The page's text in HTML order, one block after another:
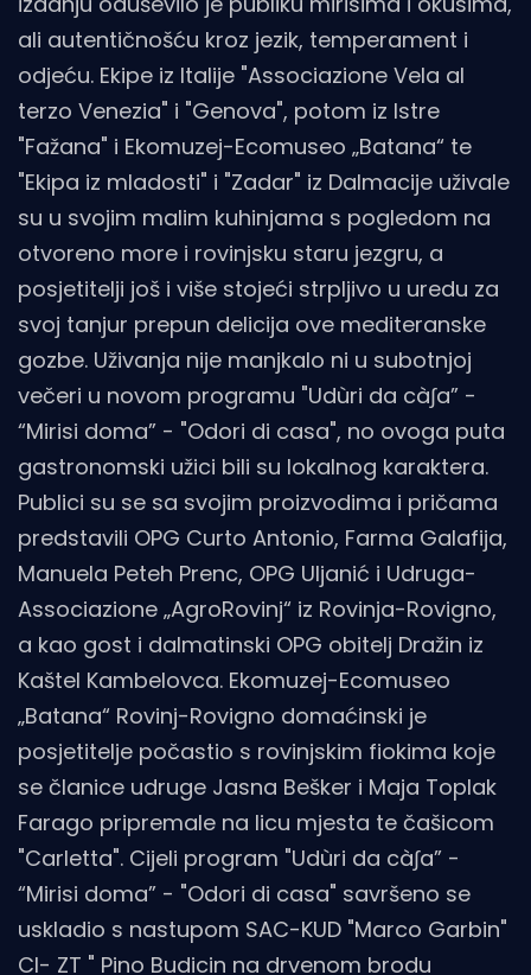
ali autentičnošću kroz jezik, temperament i
odjeću. Ekipe iz Italije "Associazione Vela al
terzo Venezia" i "Genova", potom iz Istre
"Fažana" i Ekomuzej-Ecomuseo „Batana“ te
"Ekipa iz mladosti" i "Zadar" iz Dalmacije uživale
su u svojim malim kuhinjama s pogledom na
otvoreno more i rovinjsku staru jezgru, a
posjetitelji još i više stojeći strpljivo u uredu za
svoj tanjur prepun delicija ove mediteranske
gozbe. Uživanja nije manjkalo ni u subotnjoj
večeri u novom programu "Udùri da cà∫a” -
“Mirisi doma” - "Odori di casa", no ovoga puta
gastronomski užici bili su lokalnog karaktera.
Publici su se sa svojim proizvodima i pričama
predstavili OPG Curto Antonio, Farma Galafija,
Manuela Peteh Prenc, OPG Uljanić i Udruga-
Associazione „AgroRovinj“ iz Rovinja-Rovigno,
a kao gost i dalmatinski OPG obitelj Dražin iz
Kaštel Kambelovca. Ekomuzej-Ecomuseo
„Batana“ Rovinj-Rovigno domaćinski je
posjetitelje počastio s rovinjskim fiokima koje
se članice udruge Jasna Bešker i Maja Toplak
Farago pripremale na licu mjesta te čašicom
"Carletta". Cijeli program "Udùri da cà∫a” -
“Mirisi doma” - "Odori di casa" savršeno se
uskladio s nastupom SAC-KUD "Marco Garbin"
CI- ZT " Pino Budicin na drvenom brodu